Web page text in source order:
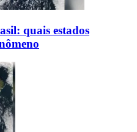
quais estados